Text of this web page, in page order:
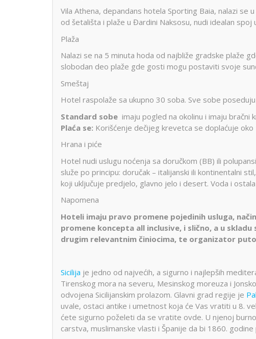
Vila Athena, depandans hotela Sporting Baia, nalazi se
od šetališta i plaže u Đardini Naksosu, nudi idealan
Plaža
Nalazi se na 5 minuta hoda od najbliže gradske plaže
slobodan deo plaže gde gosti mogu postaviti svoje
Smeštaj
Hotel raspolaže sa ukupno 30 soba. Sve sobe
Standard sobe imaju pogled na okolinu i imaju bračni
Plaća se: Korišćenje dečijeg krevetca se doplaćuje oko
Hrana i piće
Hotel nudi uslugu noćenja sa doručkom (BB) ili
služe po principu: doručak – italijanski ili kontinentalni
koji uključuje predjelo, glavno jelo i desert. Voda i
Napomena
Hoteli imaju pravo promene pojedinih usluga,
promene koncepta all inclusive, i slično, a u
drugim relevantnim činiocima, te organizator
Sicilija je jedno od najvećih, a sigurno i najlepših
Tirenskog mora na severu, Mesinskog moreuza i
odvojena Sicilijanskim prolazom. Glavni grad regije je
uvale, ostaci antike i umetnost koja će Vas vratiti u 8.
ćete sigurno poželeti da se vratite ovde. U njenoj
carstva, muslimanske vlasti i Španije da bi 1860.